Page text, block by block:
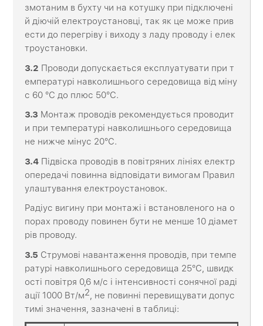
змотаним в бухту чи на котушку при підключені
й діючій електроустановці, так як це може прив
ести до перегріву і виходу з ладу проводу і елек
троустановки.
3.2 Проводи допускається експлуатувати при т
емпературі навколишнього середовища від міну
с 60 °С до плюс 50°С.
3.3 Монтаж проводів рекомендується проводит
и при температурі навколишнього середовища
не нижче мінус 20°С.
3.4 Підвіска проводів в повітряних лініях електр
опередачі повинна відповідати вимогам Правил
улаштування електроустановок.
Радіус вигину при монтажі і встановленого на о
порах проводу повинен бути не менше 10 діамет
рів проводу.
3.5 Струмові навантаження проводів, при темпе
ратурі навколишнього середовища 25°С, швидк
ості повітря 0,6 м/с і інтенсивності сонячної раді
ації 1000 Вт/м2 , не повинні перевищувати допус
тимі значення, зазначені в таблиці: